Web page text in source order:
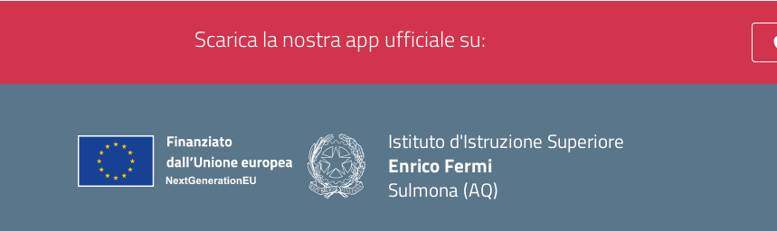
Scarica la nostra app ufficiale su:
Istituto d'Istruzione Superiore
Enrico Fermi
Sulmona (AQ)